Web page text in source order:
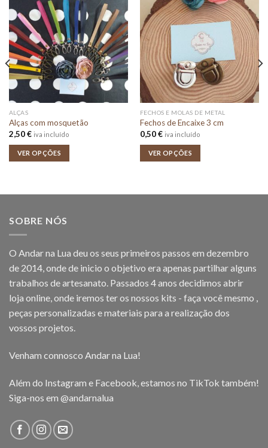
ALÇAS
Alças com mosquetão
2,50€ iva incluído
VER OPÇÕES
FECHOS E MOLAS DE METAL
Fechos de Encaixe 3 cm
0,50€ iva incluído
VER OPÇÕES
SOBRE NÓS
O Andar na Lua deu os seus primeiros passos em dezembro
de 2014, onde de inicio o objetivo era apenas partilhar alguns
trabalhos de artesanato. Passados 4 anos decidimos abrir
loja online, onde iremos ter os nossos kits - faça você mesmo ,
peças personalizadas e materiais para a realização dos
vossos projetos.
Venham connosco Andar na Lua!
Além do Instagram e Facebook, estamos no TikTok também!
Siga-nos em @andarnalua